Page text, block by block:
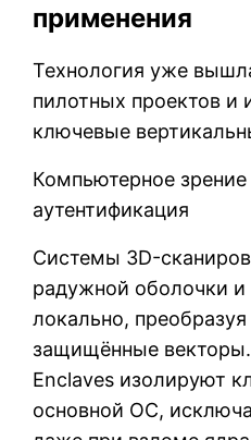
применения
Технология уже
пилотных проектов и
ключевые
Компьютерное
аутентификация
Системы 3D-
радужной оболочки и
локально,
защищённые
Enclaves изолируют
основной ОС,